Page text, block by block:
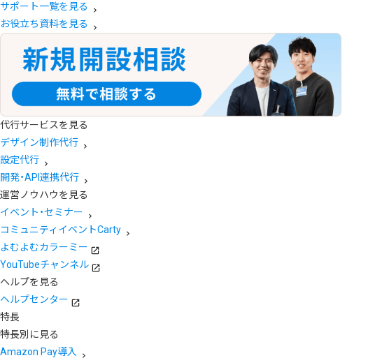
サポート一覧を見る
お役立ち資料を見る
代行サービスを見る
デザイン制作代行
設定代行
開発・API連携代行
運営ノウハウを見る
イベント・セミナー
コミュニティイベントCarty
よむよむカラーミー
YouTubeチャンネル
ヘルプを見る
ヘルプセンター
特長
特長別に見る
Amazon Pay導入